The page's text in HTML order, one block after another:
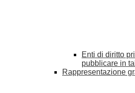
Enti di diritto
pubblicare in
Rappresentazione